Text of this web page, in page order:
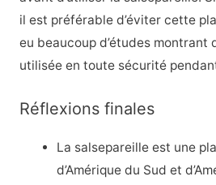
il est préférable d’éviter cette
eu beaucoup d’études montrant
utilisée en toute sécurité
Réflexions finales
La salsepareille est une
d’Amérique du Sud et